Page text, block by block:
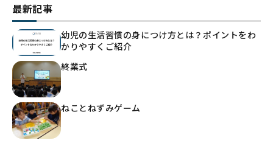
最新記事
幼児の生活習慣の身につけ方とは？ポイントをわ
かりやすくご紹介
終業式
ねことねずみゲーム